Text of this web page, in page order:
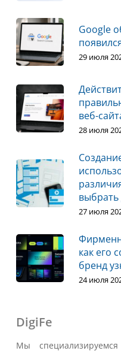
Google
29 июля
веб-
28 июля
выбрать
27 июля
как его
бренд
24 июля
DigiFe
Мы